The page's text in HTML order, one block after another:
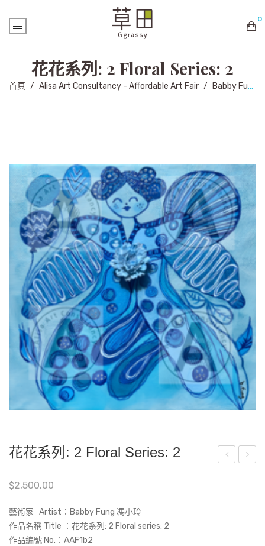
0
花花系列: 2 Floral Series: 2
首頁 / Alisa Art Consultancy - Affordable Art Fair / Babby Fung
花花系列: 2 Floral Series: 2
$2,500.00
藝術家 Artist：Babby Fung 馮小玲
作品名稱 Title ：花花系列: 2 Floral series: 2
作品編號 No.：AAF1b2